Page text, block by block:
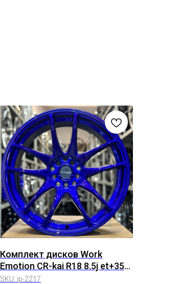
Комплект дисков Work
Emotion CR-kai R18 8.5j et+35
5*114.3/5*100 (ip-2217)
SKU: ip-2217